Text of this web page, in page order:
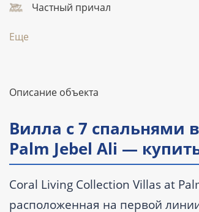
Частный причал
Еще
Описание объекта
Вилла с 7 спальнями
Palm Jebel Ali —
Coral Living Collection Villas at
расположенная на первой